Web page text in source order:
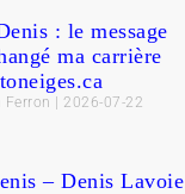
: le message
ma carrière
Ferron 2026-07-22
– Denis Lavoie